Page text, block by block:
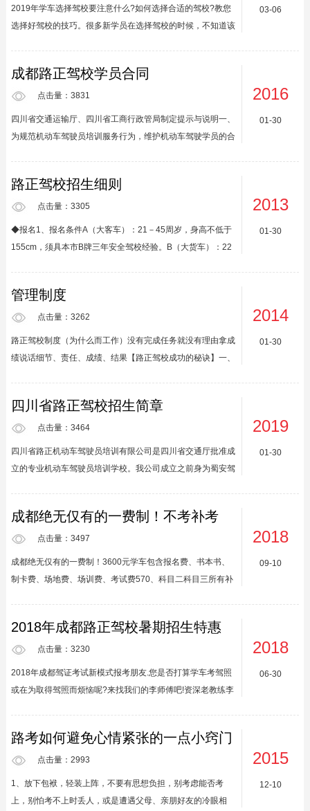
2019年学车选择驾校要注意什么?如何选择合适的驾校?教您
选择好驾校的技巧。很多新学员在选择驾校的时候，不知道该
以下几个刚面，来选择适合您的驾校。1、交通便利。最好是
离家比较近的，如果家附近没有比较好的驾校，那就选择班车
考试，若是...
03-06
成都路正驾校学员合同
点击量：3831
四川省交通运输厅、四川省工商行政管局制定提示与说明一、
为规范机动车驾驶员培训服务行为，维护机动车驾驶学员的合
《中华人民共和国道路运输条例》、《四川省合同监督条例》
等有关法律法规，四川省交通运输厅与四川省工商行政管理局
双方当事人在合...
2016
01-30
路正驾校招生细则
点击量：3305
◆报名1、报名条件A（大客车）：21－45周岁，身高不低于
155cm，须具本市B牌三年安全驾校经验。B（大货车）：22
身高不低于150cm，须具本市E牌。E（二轮摩托车）：18－
60周岁，身高不低于150cm。Z（自动档小汽车）：18－70
2013
01-30
管理制度
点击量：3262
路正驾校制度（为什么而工作）没有完成任务就没有理由拿成
绩说话细节、责任、成绩、结果【路正驾校成功的秘诀】一、
2014
01-30
四川省路正驾校招生简章
点击量：3464
四川省路正机动车驾驶员培训有限公司是四川省交通厅批准成
立的专业机动车驾驶员培训学校。我公司成立之前身为蜀安驾
得到了省交管局、成都市车辆管理所及社会各界人士的广泛赞
誉和学员的高度认同。建校至今，为社会培养了数万名合格的
员队伍，建有...
2019
01-30
成都绝无仅有的一费制！不考补考
费，包科二科三考前模拟一次
点击量：3497
成都绝无仅有的一费制！3600元学车包含报名费、书本书、
制卡费、场地费、场训费、考试费570、科目二科目三所有补
前科二，科三各一次考前模拟费！！我们用口碑说话，拒
绝“潜规则”！朋友.您是否打算学车考驾照或在为取得驾照而烦
集...
2018
09-10
2018年成都路正驾校暑期招生特惠
2800起 错过再等一年！
点击量：3230
2018年成都驾证考试新模式报考朋友.您是否打算学车考驾照
或在为取得驾照而烦恼呢?来找我们的李师傅吧!资深老教练李
教学。早年曾在公交集团做驾驶员。早已拥有娴熟的驾驶技术
和丰富的驾驶经验，同时兼备近10年的教练经验。李师傅拥
2018
06-30
路考如何避免心情紧张的一点小窍门
点击量：2993
1、放下包袱，轻装上阵，不要有思想负担，别考虑能否考
上，别怕考不上时丢人，或是遭遇父母、亲朋好友的冷眼相
2015
12-10